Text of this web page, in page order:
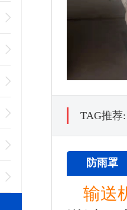
TAG推
防雨罩
输送